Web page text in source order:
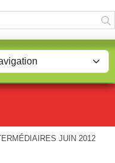
JUIN 2012